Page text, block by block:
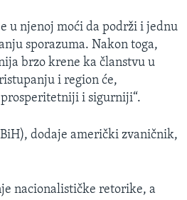
u njenoj moći da podrži i jednu
sporazuma. Nakon toga,
brzo krene ka članstvu u
i region će,
i sigurniji“.
dodaje američki zvaničnik,
nacionalističke retorike, a